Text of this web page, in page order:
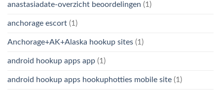
anastasiadate-overzicht beoordelingen (1)
anchorage escort (1)
Anchorage+AK+Alaska hookup sites (1)
android hookup apps app (1)
android hookup apps hookuphotties mobile site (1)